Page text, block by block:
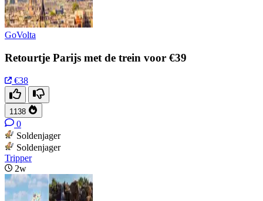
GoVolta
Retourtje Parijs met de trein voor €39
€38
1138
0
Soldenjager
Soldenjager
Tripper
2w